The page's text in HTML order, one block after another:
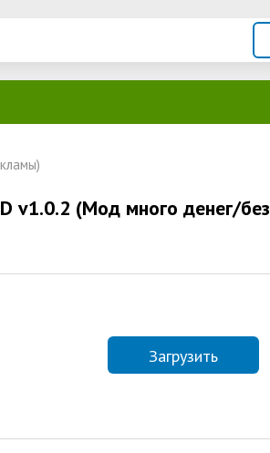
v1.0.2 (Мод много денег/без
Загрузить